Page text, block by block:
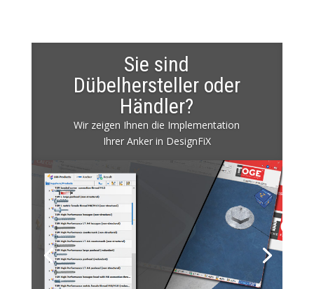
Sie sind
Dübelhersteller oder
Händler?
Wir zeigen Ihnen die Implementation
Ihrer Anker in DesignFiX